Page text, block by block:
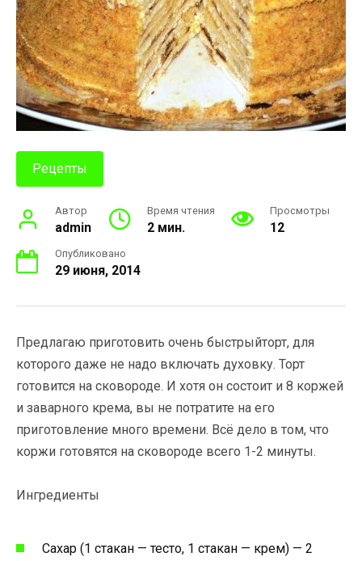
Рецепты
Автор
admin
Время чтения
2 мин.
Просмотры
12
Опубликовано
29 июня, 2014
Предлагаю приготовить очень быстрыйторт, для
которого даже не надо включать духовку. Торт
готовится на сковороде. И хотя он состоит и 8 коржей
и заварного крема, вы не потратите на его
приготовление много времени. Всё дело в том, что
коржи готовятся на сковороде всего 1-2 минуты.
Ингредиенты
Сахар (1 стакан — тесто, 1 стакан — крем) — 2